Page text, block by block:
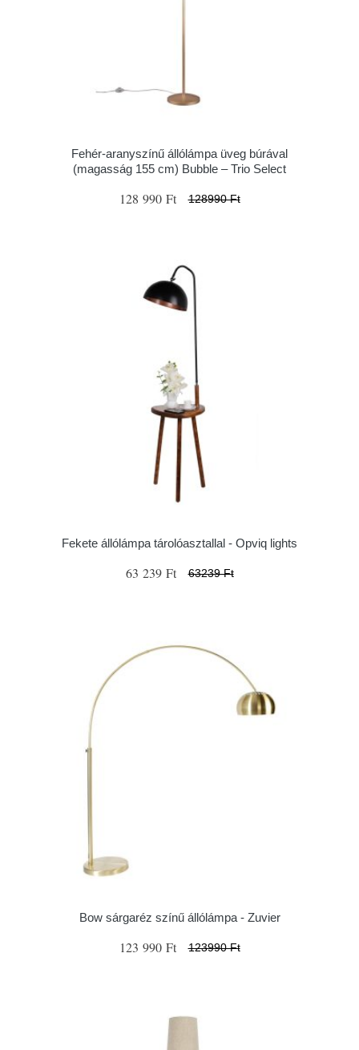
Fehér-aranyszínű állólámpa üveg búrával
(magasság 155 cm) Bubble – Trio Select
128 990 Ft 128990 Ft
Fekete állólámpa tárolóasztallal - Opviq lights
63 239 Ft 63239 Ft
Bow sárgaréz színű állólámpa - Zuvier
123 990 Ft 123990 Ft